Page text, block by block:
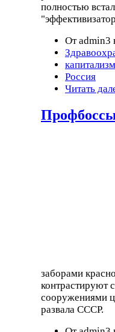
полностью
От admin3
капитализм
Россия
Читать
заборами
контрастируют
сооружениями
развала СССР.